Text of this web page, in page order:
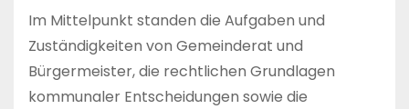
Im Mittelpunkt standen die Aufgaben und
Zuständigkeiten von Gemeinderat und
Bürgermeister, die rechtlichen Grundlagen
kommunaler Entscheidungen sowie die